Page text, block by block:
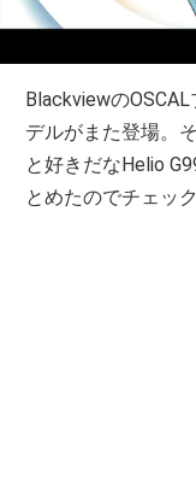
Blackviewの
デルがまた登場。
と好きだなHelio
とめたのでチェッ